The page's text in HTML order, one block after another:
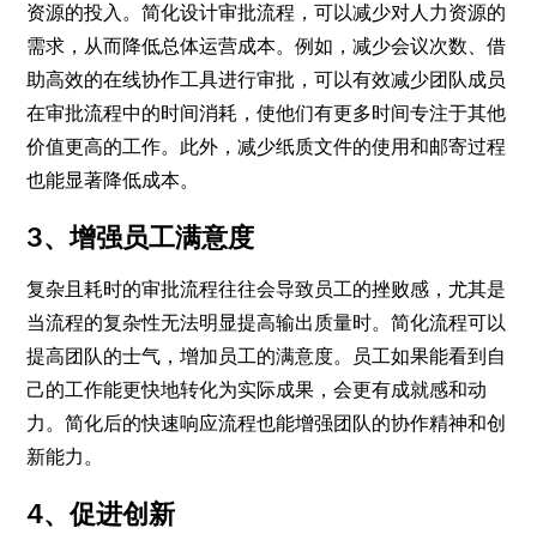
资源的投入。简化设计审批流程，可以减少对人力资源的
需求，从而降低总体运营成本。例如，减少会议次数、借
助高效的在线协作工具进行审批，可以有效减少团队成员
在审批流程中的时间消耗，使他们有更多时间专注于其他
价值更高的工作。此外，减少纸质文件的使用和邮寄过程
也能显著降低成本。
3、增强员工满意度
复杂且耗时的审批流程往往会导致员工的挫败感，尤其是
当流程的复杂性无法明显提高输出质量时。简化流程可以
提高团队的士气，增加员工的满意度。员工如果能看到自
己的工作能更快地转化为实际成果，会更有成就感和动
力。简化后的快速响应流程也能增强团队的协作精神和创
新能力。
4、促进创新